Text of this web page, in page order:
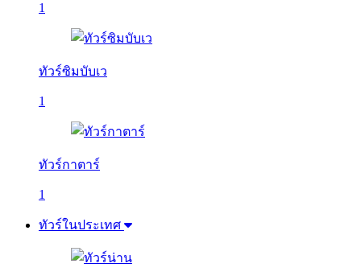
1
ทัวร์ซิมบับเว
1
ทัวร์กาตาร์
1
ทัวร์ในประเทศ